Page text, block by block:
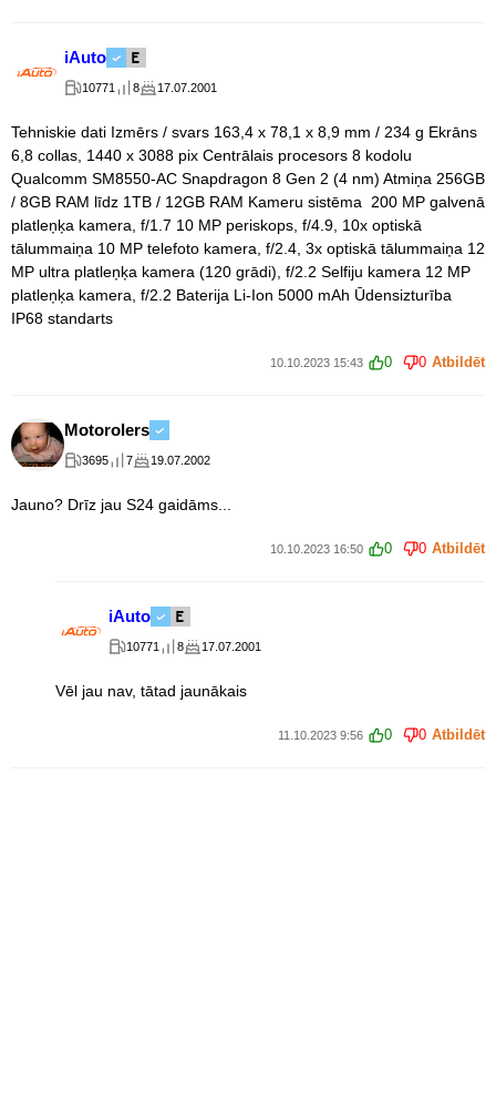
iAuto
10771 8 17.07.2001
Tehniskie dati Izmērs / svars 163,4 x 78,1 x 8,9 mm / 234 g Ekrāns
6,8 collas, 1440 x 3088 pix Centrālais procesors 8 kodolu
Qualcomm SM8550-AC Snapdragon 8 Gen 2 (4 nm) Atmiņa 256GB
/ 8GB RAM līdz 1TB / 12GB RAM Kameru sistēma 200 MP galvenā
platleņķa kamera, f/1.7 10 MP periskops, f/4.9, 10x optiskā
tālummaiņa 10 MP telefoto kamera, f/2.4, 3x optiskā tālummaiņa 12
MP ultra platleņķa kamera (120 grādi), f/2.2 Selfiju kamera 12 MP
platleņķa kamera, f/2.2 Baterija Li-Ion 5000 mAh Ūdensizturība
IP68 standarts
10.10.2023 15:43 0 0 Atbildēt
Motorolers
3695 7 19.07.2002
Jauno? Drīz jau S24 gaidāms...
10.10.2023 16:50 0 0 Atbildēt
iAuto
10771 8 17.07.2001
Vēl jau nav, tātad jaunākais
11.10.2023 9:56 0 0 Atbildēt